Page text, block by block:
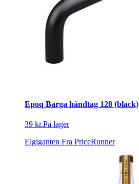
Epoq Barga håndtag 128 (black)
39 kr.På lager
Elgiganten Fra PriceRunner